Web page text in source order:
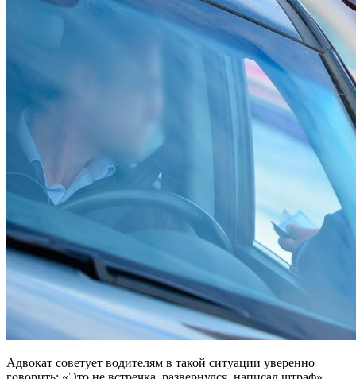
Адвокат советует водителям в такой ситуации уверенно